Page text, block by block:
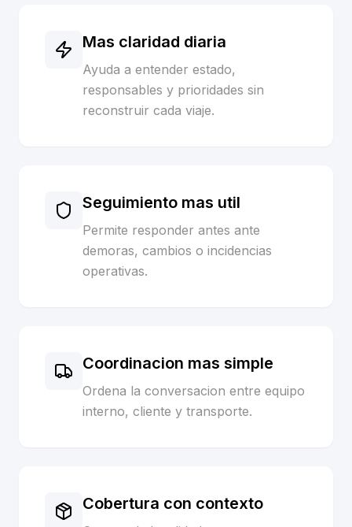
Mas claridad diaria
Ayuda a entender estado,
responsables y prioridades sin
reconstruir cada viaje.
Seguimiento mas util
Permite responder antes ante
demoras, cambios o incidencias
operativas.
Coordinacion mas simple
Ordena la conversacion entre equipo
interno, cliente y transporte.
Cobertura con contexto